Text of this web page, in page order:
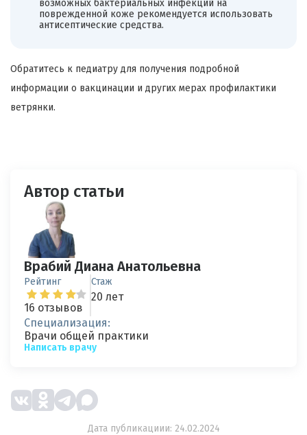
возможных бактериальных инфекций на
поврежденной коже рекомендуется использовать
антисептические средства.
Обратитесь к педиатру для получения подробной
информации о вакцинации и других мерах профилактики
ветрянки.
Автор статьи
Врабий Диана Анатольевна
Рейтинг
16 отзывов
Стаж
20 лет
Специализация:
Врачи общей практики
Написать врачу
Дата публикациии: 24.02.2024